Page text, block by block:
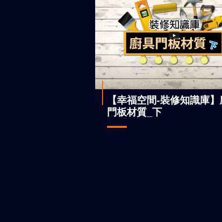
【幸福空間-裝修知識庫
門板材質_下